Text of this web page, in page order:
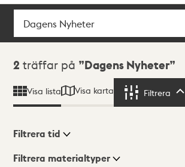
Sök
Sökresultat
2 träffar på Dagens Nyheter
Visa lista Visa karta Filtrera
Visningsläge
Filtrera tid
Filtrera materialtyper